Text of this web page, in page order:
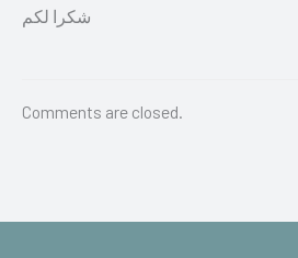
شكرا لكم
Comments are closed.